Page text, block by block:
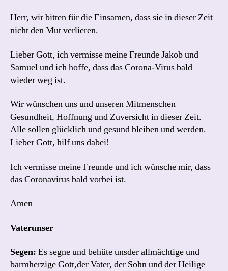
Herr, wir bitten für die Einsamen, dass sie in dieser Zeit
nicht den Mut verlieren.
Lieber Gott, ich vermisse meine Freunde Jakob und
Samuel und ich hoffe, dass das Corona-Virus bald
wieder weg ist.
Wir wünschen uns und unseren Mitmenschen
Gesundheit, Hoffnung und Zuversicht in dieser Zeit.
Alle sollen glücklich und gesund bleiben und werden.
Lieber Gott, hilf uns dabei!
Ich vermisse meine Freunde und ich wünsche mir, dass
das Coronavirus bald vorbei ist.
Amen
Vaterunser
Segen: Es segne und behüte unsder allmächtige und
barmherzige Gott,der Vater, der Sohn und der Heilige